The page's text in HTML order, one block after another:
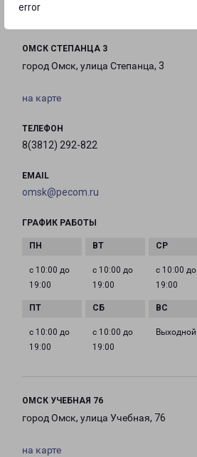
error
ОМСК СТЕПАНЦА 3
город Омск, улица Степанца, 3
на карте
ТЕЛЕФОН
8(3812) 292-822
EMAIL
omsk@pecom.ru
ГРАФИК РАБОТЫ
с 10:00 до
19:00
с 10:00 до
19:00
с 10:00 до
19:00
с 10:00 до
19:00
с 10:00 до
19:00
Выходной
ОМСК УЧЕБНАЯ 76
город Омск, улица Учебная, 76
на карте